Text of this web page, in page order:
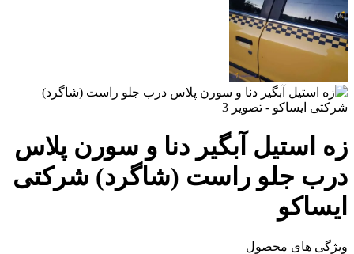
زه استیل آبگیر دنا و سورن پلاس
درب جلو راست (شاگرد) شرکتی
ایساکو
ویژگی های محصول